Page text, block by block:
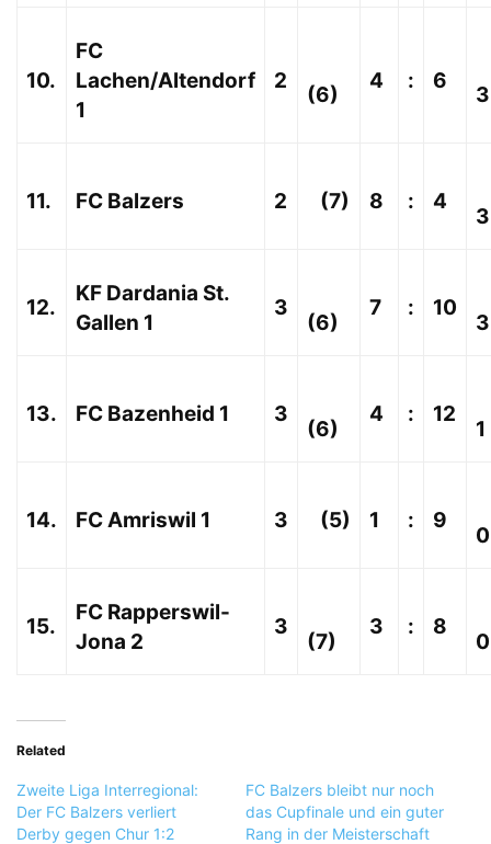
10.
FC
Lachen/Altendorf
1
2
(6)
4 : 6
3
11. FC Balzers 2 (7) 8 : 4
3
12.
KF Dardania St.
Gallen 1
3
(6)
7 : 10
3
13. FC Bazenheid 1 3
(6)
4 : 12
1
14. FC Amriswil 1 3 (5) 1 : 9
0
15.
FC Rapperswil-
Jona 2
3
(7)
3 : 8
0
Related
Zweite Liga Interregional:
Der FC Balzers verliert
Derby gegen Chur 1:2
FC Balzers bleibt nur noch
das Cupfinale und ein guter
Rang in der Meisterschaft